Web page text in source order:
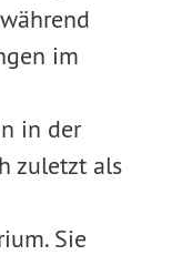
im
in der
zuletzt als
Sie